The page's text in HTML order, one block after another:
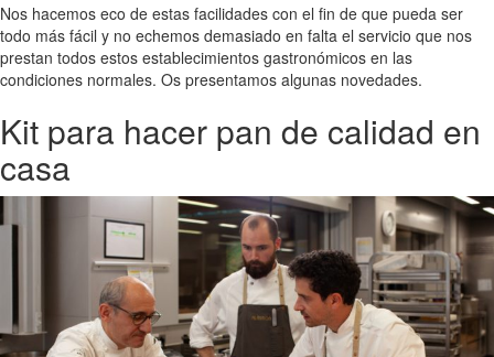
Nos hacemos eco de estas facilidades con el fin de que pueda ser
todo más fácil y no echemos demasiado en falta el servicio que nos
prestan todos estos establecimientos gastronómicos en las
condiciones normales. Os presentamos algunas novedades.
Kit para hacer pan de calidad en
casa